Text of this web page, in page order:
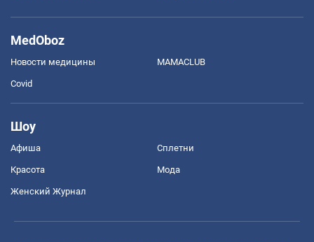
MedOboz
Новости медицины MAMACLUB
Covid
Шоу
Афиша Сплетни
Красота Мода
Женский Журнал